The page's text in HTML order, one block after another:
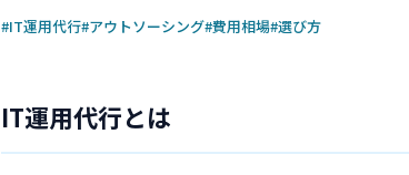
#IT運用代行#アウトソーシング#費用相場#選び方
IT運用代行とは